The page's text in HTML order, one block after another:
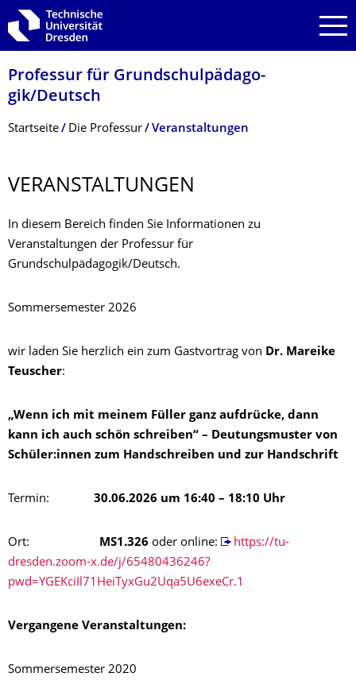
Zur Hauptnavigation springen
Zur Suche springen
Zum Inhalt springen
Professur für Grundschulpädago­
gik/Deutsch
Breadcrumb-Menü
Startseite Die Professur Veranstaltungen
VERANSTALTUNGEN
In diesem Bereich finden Sie Informationen zu
Veranstaltungen der Professur für
Grundschulpädagogik/Deutsch.
Sommersemester 2026
wir laden Sie herzlich ein zum Gastvortrag von Dr. Mareike
Teuscher:
„Wenn ich mit meinem Füller ganz aufdrücke, dann
kann ich auch schön schreiben“ – Deutungsmuster von
Schüler:innen zum Handschreiben und zur Handschrift
Termin: 30.06.2026 um 16:40 – 18:10 Uhr
Ort: MS1.326 oder online:
https://tu-
dresden.zoom-x.de/j/65480436246?
pwd=YGEKciIl71HeiTyxGu2Uqa5U6exeCr.1
Vergangene Veranstaltungen:
Sommersemester 2020